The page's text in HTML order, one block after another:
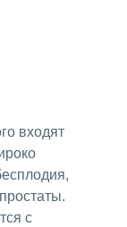
входят
с